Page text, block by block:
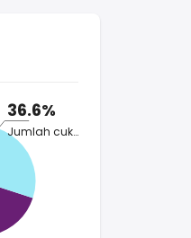
36.6%
Jumlah cukai